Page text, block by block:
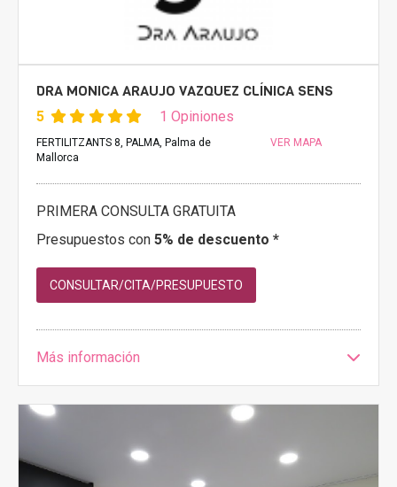
DRA MONICA ARAUJO VAZQUEZ CLÍNICA SENS
5 1 Opiniones
FERTILITZANTS 8, PALMA, Palma de
Mallorca
VER MAPA
PRIMERA CONSULTA GRATUITA
Presupuestos con 5% de descuento *
CONSULTAR/CITA/PRESUPUESTO
Más información